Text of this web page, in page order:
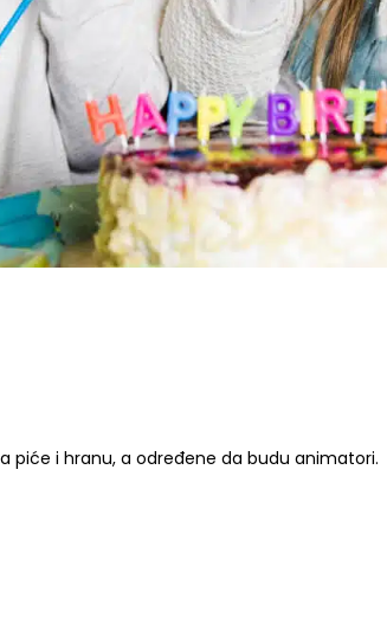
piće i hranu, a određene da budu animatori.